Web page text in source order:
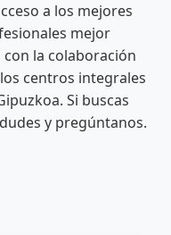
a los mejores
mejor
la colaboración
centros integrales
Si buscas
y pregúntanos.